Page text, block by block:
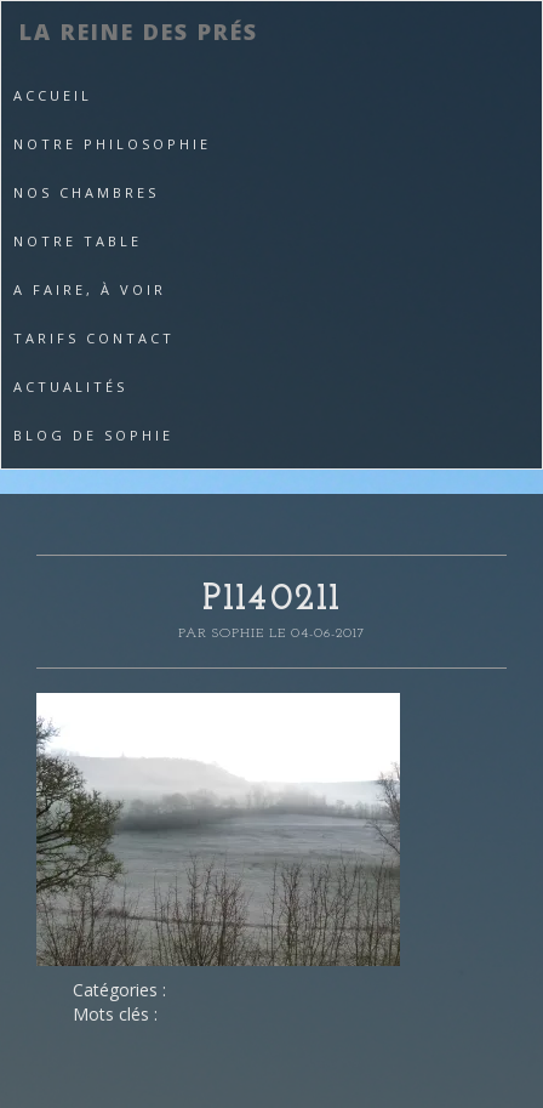
LA REINE DES PRÉS
ACCUEIL
NOTRE PHILOSOPHIE
NOS CHAMBRES
NOTRE TABLE
A FAIRE, À VOIR
TARIFS CONTACT
ACTUALITÉS
BLOG DE SOPHIE
P1140211
PAR SOPHIE LE 04-06-2017
Catégories :
Mots clés :